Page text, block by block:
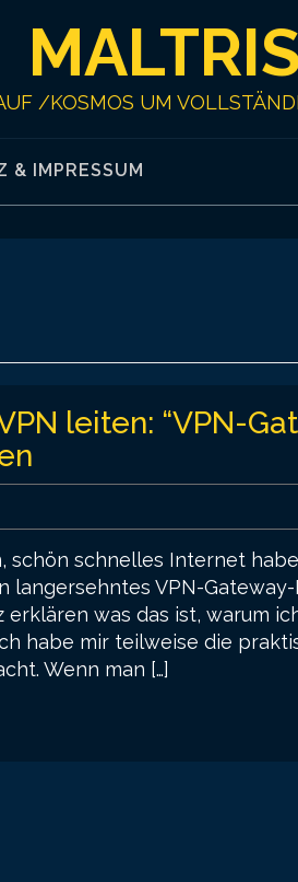
/KOSMOS UM
& IMPRESSUM
leiten: “VPN-
schnelles Internet
langersehntes VPN-
was das ist, warum
habe mir teilweise die
Wenn man […]